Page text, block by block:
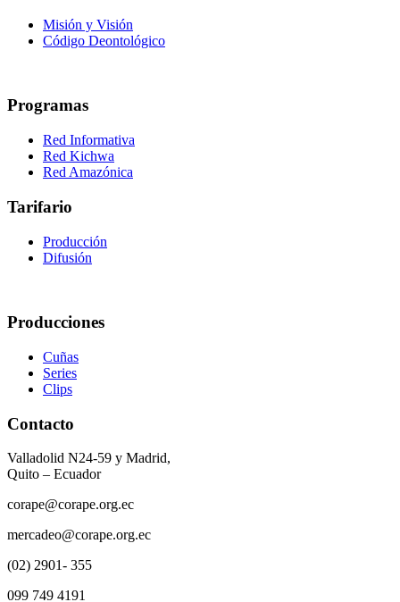
Misión y Visión
Código Deontológico
Programas
Red Informativa
Red Kichwa
Red Amazónica
Tarifario
Producción
Difusión
Producciones
Cuñas
Series
Clips
Contacto
Valladolid N24-59 y Madrid,
Quito – Ecuador
corape@corape.org.ec
mercadeo@corape.org.ec
(02) 2901- 355
099 749 4191